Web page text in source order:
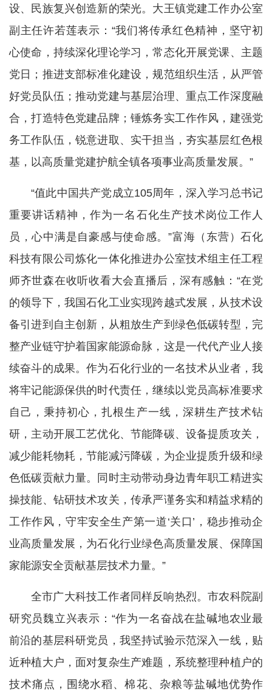
设、民族复兴创造新的荣光。大王镇党建工作办公室
副主任许若莲表示：“我们将传承红色精神，坚守初
心使命，持续深化理论学习，常态化开展党课、主题
党日；推进支部标准化建设，规范组织生活，从严管
好党员队伍；推动党建与基层治理、重点工作深度融
合，打造特色党建品牌；锤炼务实工作作风，建强党
务工作队伍，锐意进取、实干担当，夯实基层红色根
基，以高质量党建护航全镇各项事业高质量发展。”
“值此中国共产党成立105周年，深入学习总书记
重要讲话精神，作为一名石化生产技术岗位工作人
员，心中满是自豪感与使命感。”富海（东营）石化
科技有限公司炼化一体化推进办公室技术组主任工程
师齐世森在收听收看大会直播后，深有感触：“在党
的领导下，我国石化工业实现跨越式发展，从技术设
备引进到自主创新，从粗放生产到绿色低碳转型，完
整产业链守护着国家能源命脉，这是一代代产业人接
续奋斗的成果。作为石化行业的一名技术从业者，我
将牢记能源保供的时代责任，继续以党员高标准要求
自己，秉持初心，扎根生产一线，深耕生产技术钻
研，主动开展工艺优化、节能降碳、设备提质攻关，
减少能耗物耗，节能减污降碳，为企业提质升级和绿
色低碳贡献力量。同时主动带动身边青年职工精进实
操技能、钻研技术攻关，传承严谨务实和精益求精的
工作作风，守牢安全生产第一道‘关口’，稳步推动企
业高质量发展，为石化行业绿色高质量发展、保障国
家能源安全贡献基层技术力量。”
全市广大科技工作者同样反响热烈。市农科院副
研究员魏立兴表示：“作为一名奋战在盐碱地农业最
前沿的基层科研党员，我坚持试验示范深入一线，贴
近种植大户，面对复杂生产难题，系统整理种植户的
技术痛点，围绕水稻、棉花、杂粮等盐碱地优势作